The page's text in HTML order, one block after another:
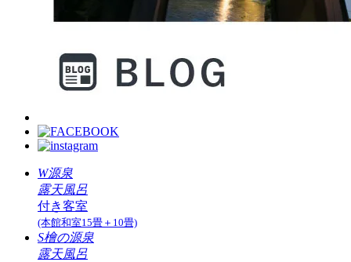
W源泉
露天風呂
付き客室
(本館和室15畳＋10畳)
S檜の源泉
露天風呂